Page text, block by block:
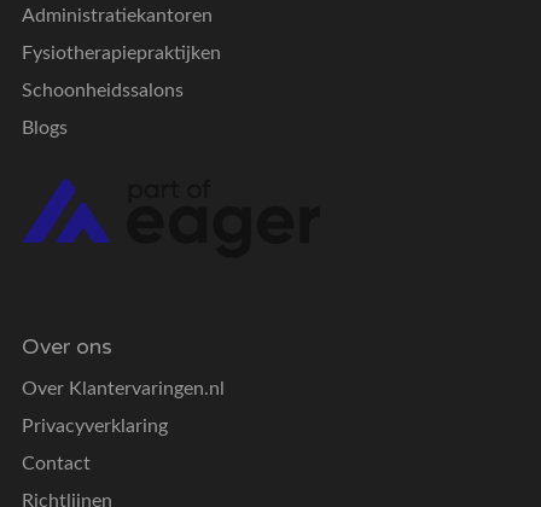
Administratiekantoren
Fysiotherapiepraktijken
Schoonheidssalons
Blogs
Over ons
Over Klantervaringen.nl
Privacyverklaring
Contact
Richtlijnen